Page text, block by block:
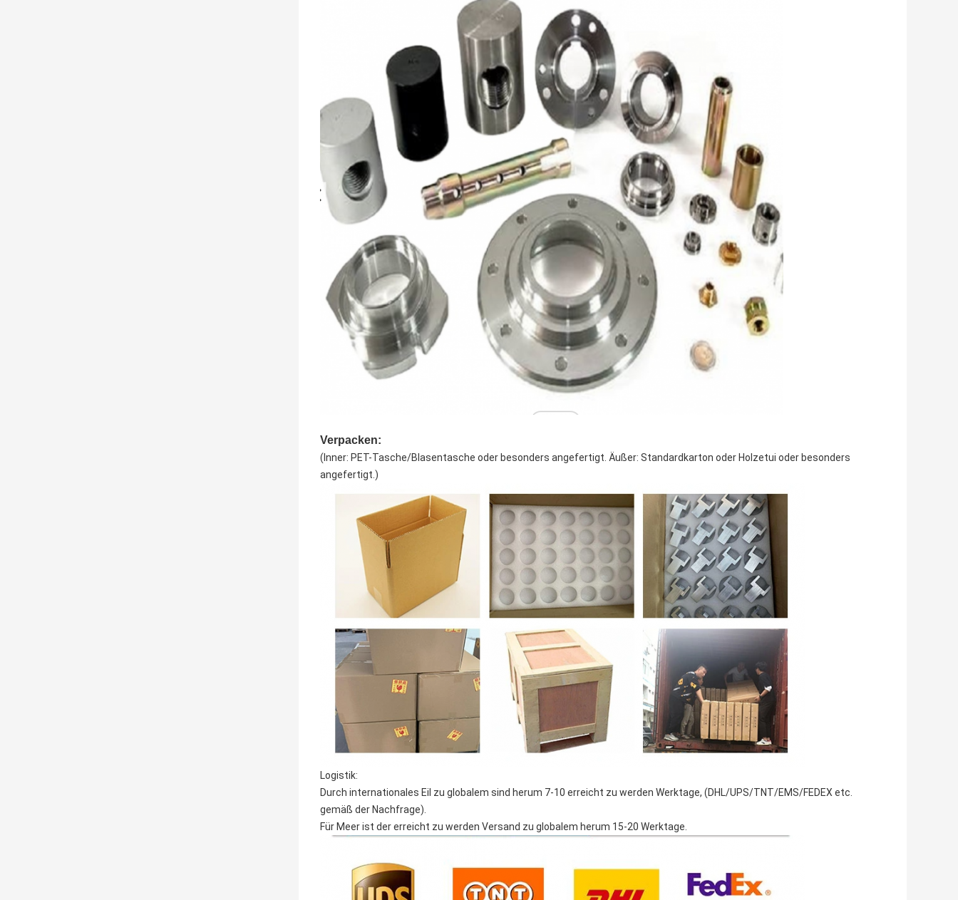
Verpacken:
(Inner: PET-Tasche/Blasentasche oder besonders angefertigt. Äußer: Standardkarton oder Holzetui oder besonders
angefertigt.)
Logistik:
Durch internationales Eil zu globalem sind herum 7-10 erreicht zu werden Werktage, (DHL/UPS/TNT/EMS/FEDEX etc.
gemäß der Nachfrage).
Für Meer ist der erreicht zu werden Versand zu globalem herum 15-20 Werktage.